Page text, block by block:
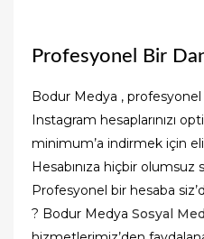
Profesyonel Bir
Bodur Medya ,
Instagram hesaplarınızı
minimum’a indirmek için
Hesabınıza hiçbir olumsuz
Profesyonel bir hesaba
? Bodur Medya Sosyal